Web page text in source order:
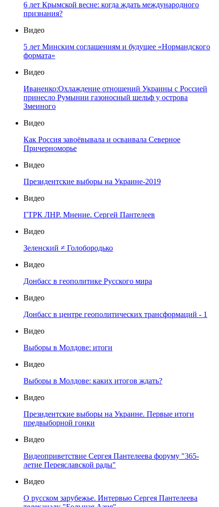
6 лет Крымской весне: когда ждать международного
признания?
Видео
5 лет Минским соглашениям и будущее «Нормандского
формата»
Видео
Иваненко:Охлаждение отношений Украины с Россией
принесло Румынии газоносный шельф у острова
Змеиного
Видео
Как Россия завоёвывала и осваивала Северное
Причерноморье
Видео
Президентские выборы на Украине-2019
Видео
ГТРК ЛНР. Мнение. Сергей Пантелеев
Видео
Зеленский ≠ Голобородько
Видео
Донбасс в геополитике Русского мира
Видео
Донбасс в центре геополитических трансформаций - 1
Видео
Выборы в Молдове: итоги
Видео
Выборы в Молдове: каких итогов ждать?
Видео
Президентские выборы на Украине. Первые итоги
предвыборной гонки
Видео
Видеоприветствие Сергея Пантелеева форуму "365-
летие Переяславской рады"
Видео
О русском зарубежье. Интервью Сергея Пантелеева